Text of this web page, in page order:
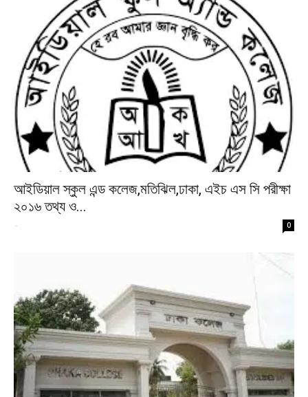
আইডিয়াল স্কুল এন্ড কলেজ,মতিঝিল,ঢাকা, এইচ এস সি পরীক্ষা
২০১৬ তথ্য ও...
- 0